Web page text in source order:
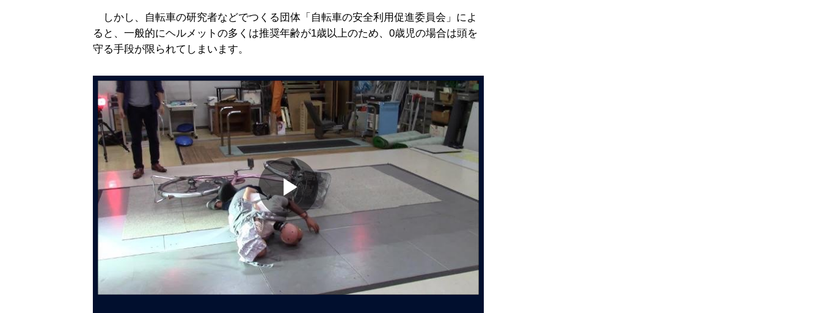
しかし、自転車の研究者などでつくる団体「自転車の安全利用促進委員会」によ
ると、一般的にヘルメットの多くは推奨年齢が1歳以上のため、0歳児の場合は頭を
守る手段が限られてしまいます。
Play
Video